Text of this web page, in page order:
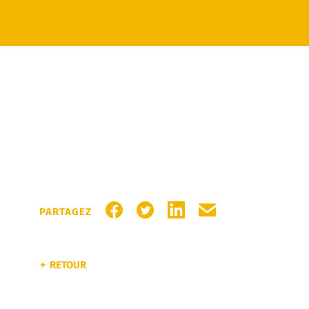
PARTAGEZ
PARTAGER SUR FACEBOOK
PARTAGER SUR TWITTER
PARTAGER SUR
PARTAGER PAR
RETOUR